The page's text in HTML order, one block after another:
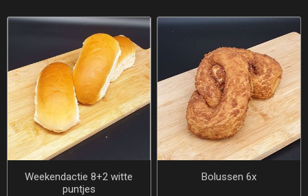
Weekendactie 8+2 witte
puntjes
Bolussen 6x